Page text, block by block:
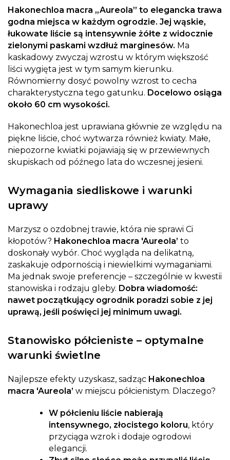
Hakonechloa macra „Aureola” to elegancka trawa
godna miejsca w każdym ogrodzie. Jej wąskie,
łukowate liście są intensywnie żółte z widocznie
zielonymi paskami wzdłuż marginesów. Ma
kaskadowy zwyczaj wzrostu w którym większość
liści wygięta jest w tym samym kierunku.
Równomierny dosyć powolny wzrost to cecha
charakterystyczna tego gatunku. Docelowo osiąga
około 60 cm wysokości.
Hakonechloa jest uprawiana głównie ze względu na
piękne liście, choć wytwarza również kwiaty. Małe,
niepozorne kwiatki pojawiają się w przewiewnych
skupiskach od późnego lata do wczesnej jesieni.
Wymagania siedliskowe i warunki
uprawy
Marzysz o ozdobnej trawie, która nie sprawi Ci
kłopotów? Hakonechloa macra 'Aureola’ to
doskonały wybór. Choć wygląda na delikatną,
zaskakuje odpornością i niewielkimi wymaganiami.
Ma jednak swoje preferencje – szczególnie w kwestii
stanowiska i rodzaju gleby. Dobra wiadomość:
nawet początkujący ogrodnik poradzi sobie z jej
uprawą, jeśli poświęci jej minimum uwagi.
Stanowisko półcieniste – optymalne
warunki świetlne
Najlepsze efekty uzyskasz, sadząc Hakonechloa
macra 'Aureola’ w miejscu półcienistym. Dlaczego?
W półcieniu liście nabierają
intensywnego, złocistego koloru, który
przyciąga wzrok i dodaje ogrodowi
elegancji.